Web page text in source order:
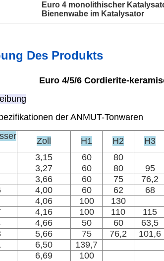
Euro 4 monolithischer
Bienenwabe im Katalysator
Des Produkts
Euro 4/5/6 Cordierite-
der ANMUT-Tonwaren
Zoll H1 H2 H3
3,15 60
80
3,27 60 80 95
3,66 60 75 76,2
4,00 60 62 68
4,06 100
130
4,16 100 110 115
4,66 50 60 63,5
5,66 75 76,2 101,6
6,50
139,7
6,69
100